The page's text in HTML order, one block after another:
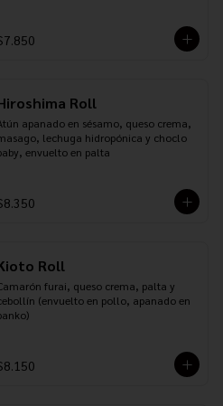
Roll
apanado en sésamo, queso crema,
lechuga hidropónica y choclo
envuelto en palta
Roll
furai, queso crema, palta y
(envuelto en pollo, apanado en